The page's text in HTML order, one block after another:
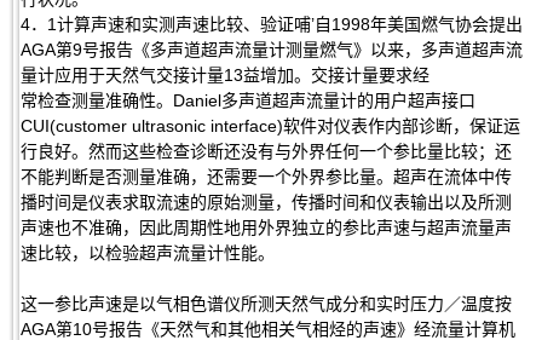
4．1计算声速和实测声速比较、验证哺’自1998年美国燃气协会提出
AGA第9号报告《多声道超声流量计测量燃气》以来，多声道超声流
量计应用于天然气交接计量13益增加。交接计量要求经
常检查测量准确性。Daniel多声道超声流量计的用户超声接口
CUI(customer ultrasonic interface)软件对仪表作内部诊断，保证运
行良好。然而这些检查诊断还没有与外界任何一个参比量比较；还
不能判断是否测量准确，还需要一个外界参比量。超声在流体中传
播时间是仪表求取流速的原始测量，传播时间和仪表输出以及所测
声速也不准确，因此周期性地用外界独立的参比声速与超声流量声
速比较，以检验超声流量计性能。
这一参比声速是以气相色谱仪所测天然气成分和实时压力／温度按
AGA第10号报告《天然气和其他相关气相烃的声速》经流量计算机